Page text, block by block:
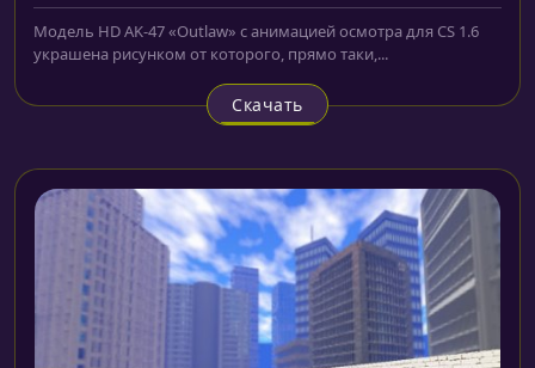
Модель HD AK-47 «Outlaw» с анимацией осмотра для CS 1.6
украшена рисунком от которого, прямо таки,...
Скачать